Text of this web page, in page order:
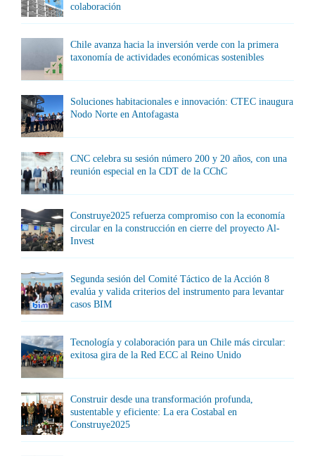
colaboración
Chile avanza hacia la inversión verde con la primera
taxonomía de actividades económicas sostenibles
Soluciones habitacionales e innovación: CTEC inaugura
Nodo Norte en Antofagasta
CNC celebra su sesión número 200 y 20 años, con una
reunión especial en la CDT de la CChC
Construye2025 refuerza compromiso con la economía
circular en la construcción en cierre del proyecto Al-
Invest
Segunda sesión del Comité Táctico de la Acción 8
evalúa y valida criterios del instrumento para levantar
casos BIM
Tecnología y colaboración para un Chile más circular:
exitosa gira de la Red ECC al Reino Unido
Construir desde una transformación profunda,
sustentable y eficiente: La era Costabal en
Construye2025